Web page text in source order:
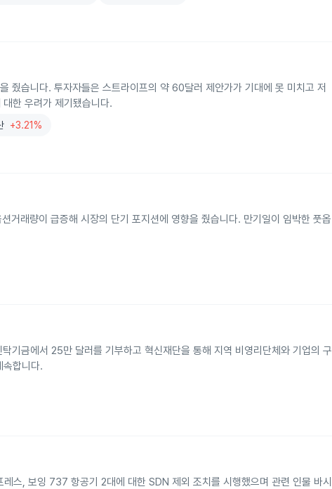
줬습니다. 투자자들은 스트라이프의 약 60달러 제안가가 기대에 못 미치고 저
한 우려가 제기됐습니다.
+3.21%
량이 급증해 시장의 단기 포지션에 영향을 줬습니다. 만기일이 임박한 풋옵
기금에서 25만 달러를 기부하고 혁신재단을 통해 지역 비영리단체와 기업의 구
합니다.
스, 보잉 737 항공기 2대에 대한 SDN 제외 조치를 시행했으며 관련 인물 바시